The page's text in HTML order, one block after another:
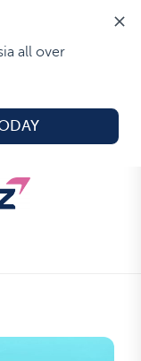
all over